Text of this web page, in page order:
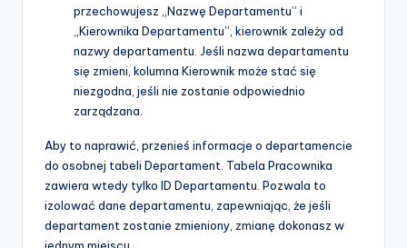
przechowujesz „Nazwę Departamentu” i
„Kierownika Departamentu”, kierownik zależy od
nazwy departamentu. Jeśli nazwa departamentu
się zmieni, kolumna Kierownik może stać się
niezgodna, jeśli nie zostanie odpowiednio
zarządzana.
Aby to naprawić, przenieś informacje o departamencie
do osobnej tabeli Departament. Tabela Pracownika
zawiera wtedy tylko ID Departamentu. Pozwala to
izolować dane departamentu, zapewniając, że jeśli
departament zostanie zmieniony, zmianę dokonasz w